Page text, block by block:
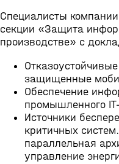
Специалисты
секции «Защита
производстве» с
защищенные
Обеспечение
промышленного
Источники
критичных
параллельная
управление